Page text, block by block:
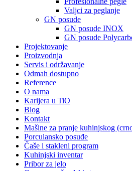
Valjci za peglanje
GN posude
GN posude INOX
GN posude
Projektovanje
Proizvodnja
Servis i održavanje
Odmah dostupno
Reference
O nama
Karijera u TiO
Blog
Kontakt
Mašine za pranje kuhinjskog
Porculansko posuđe
Čaše i stakleni program
Kuhinjski inventar
Pribor za jelo